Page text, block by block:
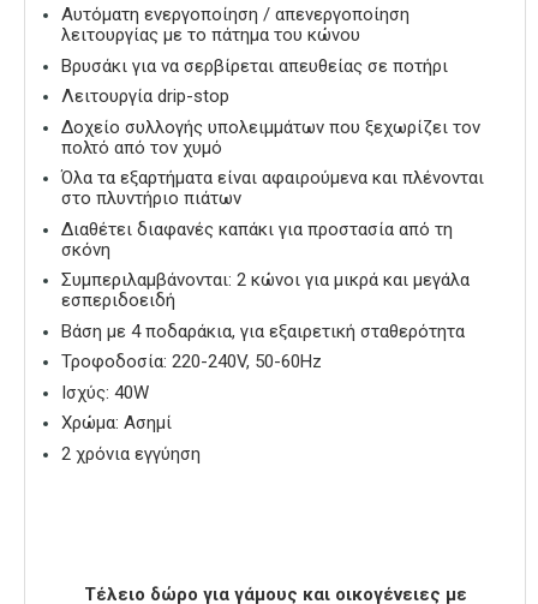
Αυτόματη ενεργοποίηση / απενεργοποίηση
λειτουργίας με το πάτημα του κώνου
Βρυσάκι για να σερβίρεται απευθείας σε ποτήρι
Λειτουργία drip-stop
Δοχείο συλλογής υπολειμμάτων που ξεχωρίζει τον
πολτό από τον χυμό
Όλα τα εξαρτήματα είναι αφαιρούμενα και πλένονται
στο πλυντήριο πιάτων
Διαθέτει διαφανές καπάκι για προστασία από τη
σκόνη
Συμπεριλαμβάνονται: 2 κώνοι για μικρά και μεγάλα
εσπεριδοειδή
Βάση με 4 ποδαράκια, για εξαιρετική σταθερότητα
Τροφοδοσία: 220-240V, 50-60Hz
Ισχύς: 40W
Χρώμα: Ασημί
2 χρόνια εγγύηση
Τέλειο δώρο για γάμους και οικογένειες με